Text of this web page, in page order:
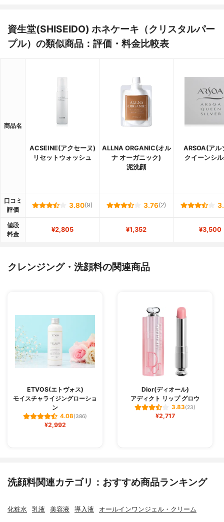
資生堂(SHISEIDO) ホネケーキ（クリスタルパー
プル）の類似商品：評価・料金比較表
商品名
ACSEINE(アクセーヌ)
リセットウォッシュ
ALLNA ORGANIC(オル
ナ オーガニック)
泥洗顔
ARSOA(アル
クイーンシ
口コミ
評価
3.80(9) 3.76(2)
値段
料金
¥2,805 ¥1,352 ¥3,500
クレンジング・洗顔料の関連商品
ETVOS(エトヴォス)
モイスチャライジングローショ
ン
4.08(386)
¥2,992
Dior(ディオール)
アディクト リップ グロウ
3.83(23)
¥2,717
洗顔料関連カテゴリ：おすすめ商品ランキング
化粧水 乳液 美容液 導入液 オールインワンジェル・クリーム